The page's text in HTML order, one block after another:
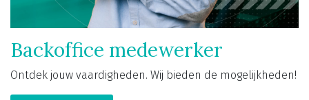
Backoffice medewerker
Ontdek jouw vaardigheden. Wij bieden de mogelijkheden!